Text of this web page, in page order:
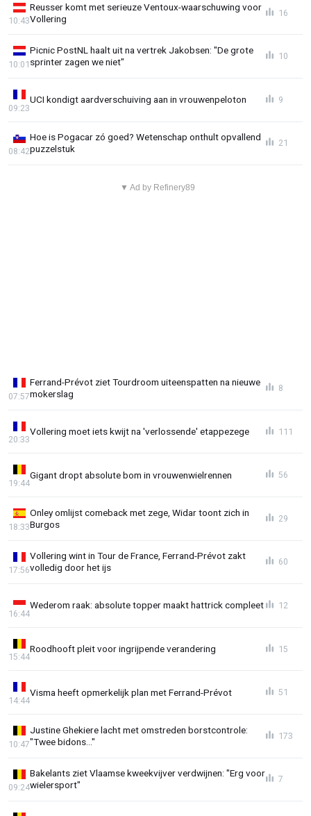
Reusser komt met serieuze Ventoux-waarschuwing voor
Vollering
10:43
16
Picnic PostNL haalt uit na vertrek Jakobsen: "De grote
sprinter zagen we niet"
10:01
10
UCI kondigt aardverschuiving aan in vrouwenpeloton
09:23
9
Hoe is Pogacar zó goed? Wetenschap onthult opvallend
puzzelstuk
08:42
21
▼ Ad by Refinery89
Ferrand-Prévot ziet Tourdroom uiteenspatten na nieuwe
mokerslag
07:57
8
Vollering moet iets kwijt na 'verlossende' etappezege
20:33
111
Gigant dropt absolute bom in vrouwenwielrennen
19:44
56
Onley omlijst comeback met zege, Widar toont zich in
Burgos
18:33
29
Vollering wint in Tour de France, Ferrand-Prévot zakt
volledig door het ijs
17:56
60
Wederom raak: absolute topper maakt hattrick compleet
16:44
12
Roodhooft pleit voor ingrijpende verandering
15:44
15
Visma heeft opmerkelijk plan met Ferrand-Prévot
14:44
51
Justine Ghekiere lacht met omstreden borstcontrole:
"Twee bidons..."
10:47
173
Bakelants ziet Vlaamse kweekvijver verdwijnen: "Erg voor
wielersport"
09:24
7